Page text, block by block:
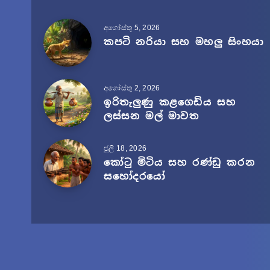
අගෝස්තු 5, 2026
කපටි නරියා සහ මහලු සිංහයා
අගෝස්තු 2, 2026
ඉරිතැලුණු කළගෙඩිය සහ
ලස්සන මල් මාවත
ජූලි 18, 2026
කෝටු මිටිය සහ රණ්ඩු කරන
සහෝදරයෝ